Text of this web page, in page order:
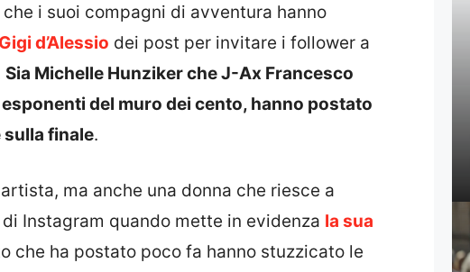
che i suoi compagni di avventura hanno
Gigi d’Alessio dei post per invitare i follower a
Sia Michelle Hunziker che J-Ax Francesco
esponenti del muro dei cento, hanno postato
sulla finale.
ma anche una donna che riesce a
Instagram quando mette in evidenza la sua
che ha postato poco fa hanno stuzzicato le